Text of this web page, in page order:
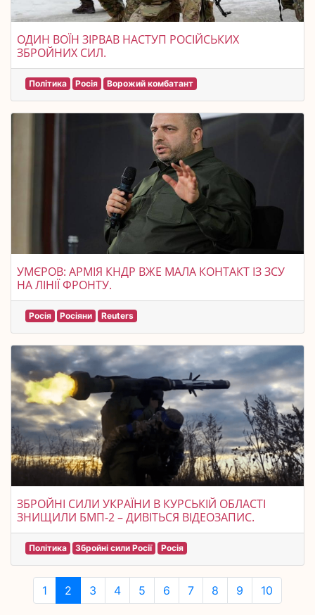
ОДИН ВОЇН ЗІРВАВ НАСТУП РОСІЙСЬКИХ
ЗБРОЙНИХ СИЛ.
Політика Росія Ворожий комбатант
УМЄРОВ: АРМІЯ КНДР ВЖЕ МАЛА КОНТАКТ ІЗ ЗСУ
НА ЛІНІЇ ФРОНТУ.
Росія Росіяни Reuters
ЗБРОЙНІ СИЛИ УКРАЇНИ В КУРСЬКІЙ ОБЛАСТІ
ЗНИЩИЛИ БМП-2 – ДИВІТЬСЯ ВІДЕОЗАПИС.
Політика Збройні сили Росії Росія
1 2 3 4 5 6 7 8 9 10